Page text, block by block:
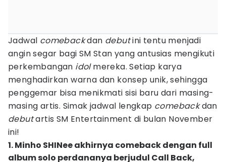
Jadwal comebackdan debutini tentu menjadi
angin segar bagi SM Stan yang antusias mengikuti
perkembangan idolmereka. Setiap karya
menghadirkan warna dan konsep unik, sehingga
penggemar bisa menikmati sisi baru dari masing-
masing artis. Simak jadwal lengkap comebackdan
debutartis SM Entertainment di bulan November
ini!
1. Minho SHINee akhirnya comeback dengan full
album solo perdananya berjudul Call Back,